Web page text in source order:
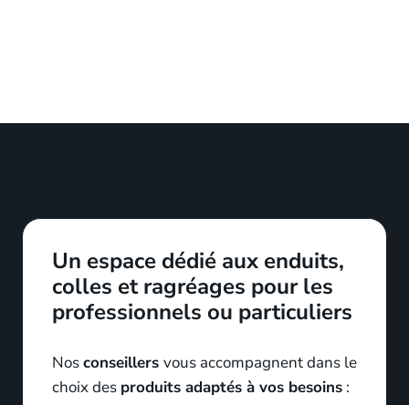
Un espace dédié aux enduits,
colles et ragréages pour les
professionnels ou particuliers
Nosconseillers vous accompagnent dans le
choix des produits adaptés à vos besoins :